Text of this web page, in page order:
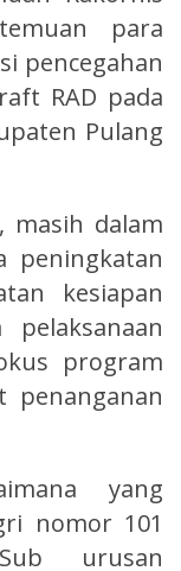
para
pencegahan
RAD pada
Pulang
masih dalam
peningkatan
kesiapan
program
penanganan
yang
nomor 101
urusan